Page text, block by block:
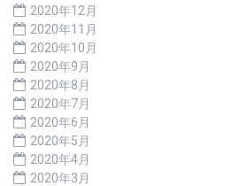
2020年12月
2020年11月
2020年10月
2020年9月
2020年8月
2020年7月
2020年6月
2020年5月
2020年4月
2020年3月